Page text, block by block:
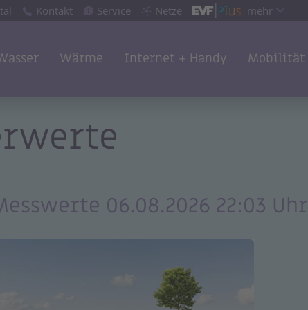
Kontakt Service Netze mehr
Wärme Internet + Handy Mobilität
06.08.2026 22:03 Uhr